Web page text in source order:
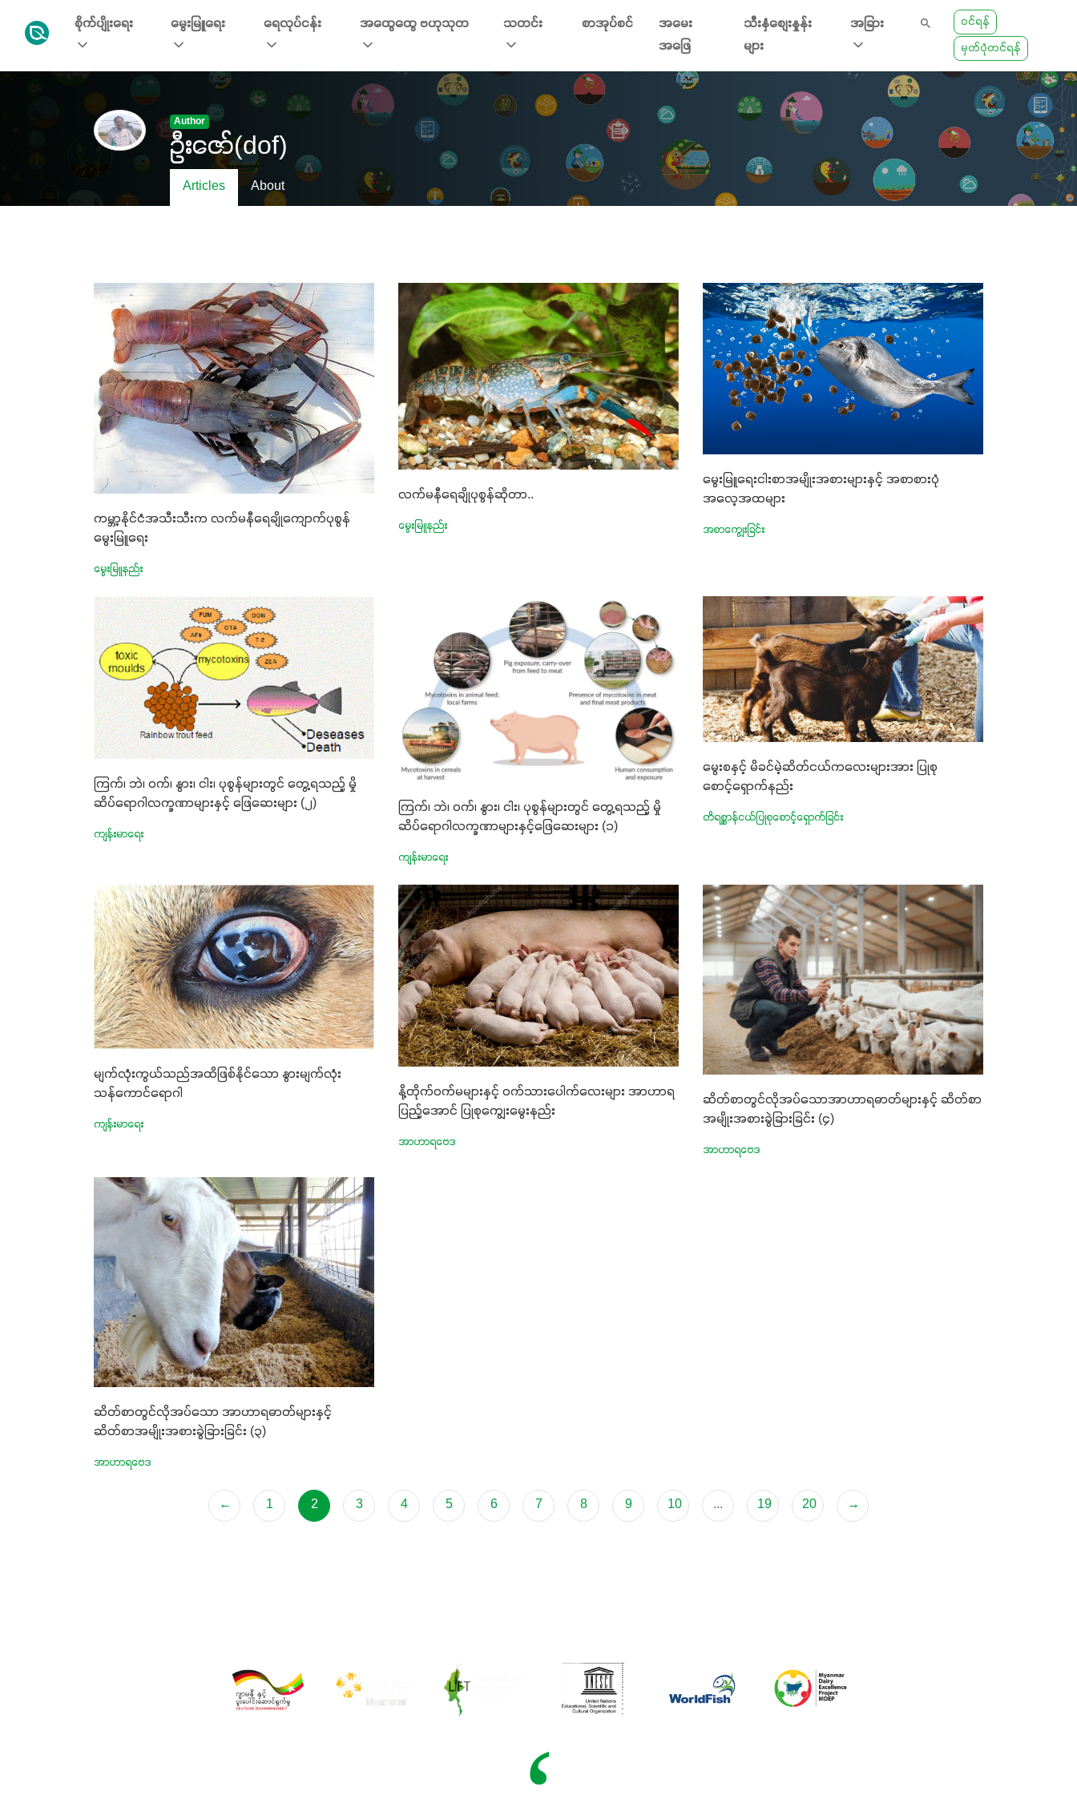
စိုက်ပျိုးရေး မွေးမြူရေး ရေလုပ်ငန်း အထွေထွေ ဗဟုသုတ သတင်း စာအုပ်စင်
အမေး
အဖြေ
သီးနှံစျေးနှုန်း
များ
အခြား
ဝင်ရန်
မှတ်ပုံတင်ရန်
Author
ဦးဇော်(dof)
Articles About
ကမ္ဘာ့နိုင်ငံအသီးသီးက လက်မနီရေချိုကျောက်ပုစွန်
မွေးမြူရေး
မွေးမြူနည်း
လက်မနီရေချိုပုစွန်ဆိုတာ..
မွေးမြူနည်း
မွေးမြူရေးငါးစာအမျိုးအစားများနှင့် အစာစားပုံ
အလေ့အထများ
အစာကျွေးခြင်း
ကြက်၊ ဘဲ၊ ဝက်၊ နွား၊ ငါး၊ ပုစွန်များတွင် တွေ့ရသည့် မှို
ဆိပ်ရောဂါလက္ခဏာများနှင့် ဖြေဆေးများ (၂)
ကျန်းမာရေး
ကြက်၊ ဘဲ၊ ဝက်၊ နွား၊ ငါး၊ ပုစွန်များတွင် တွေ့ရသည့် မှို
ဆိပ်ရောဂါလက္ခဏာများနှင့်ဖြေဆေးများ (၁)
ကျန်းမာရေး
မွေးစနှင့် မိခင်မဲ့ဆိတ်ငယ်ကလေးများအား ပြုစု
စောင့်ရှောက်နည်း
တိရစ္ဆာန်ငယ်ပြုစုစောင့်ရှောက်ခြင်း
မျက်လုံးကွယ်သည်အထိဖြစ်နိုင်သော နွားမျက်လုံး
သန်ကောင်ရောဂါ
ကျန်းမာရေး
နို့တိုက်ဝက်မများနှင့် ဝက်သားပေါက်လေးများ အာဟာရ
ပြည့်အောင် ပြုစုကျွေးမွေးနည်း
အာဟာရဗေဒ
ဆိတ်စာတွင်လိုအပ်သောအာဟာရဓာတ်များနှင့် ဆိတ်စာ
အမျိုးအစားခွဲခြားခြင်း (၄)
အာဟာရဗေဒ
ဆိတ်စာတွင်လိုအပ်သော အာဟာရဓာတ်များနှင့်
ဆိတ်စာအမျိုးအစားခွဲခြားခြင်း (၃)
အာဟာရဗေဒ
← 1 2 3 4 5 6 7 8 9 10 ... 19 20 →